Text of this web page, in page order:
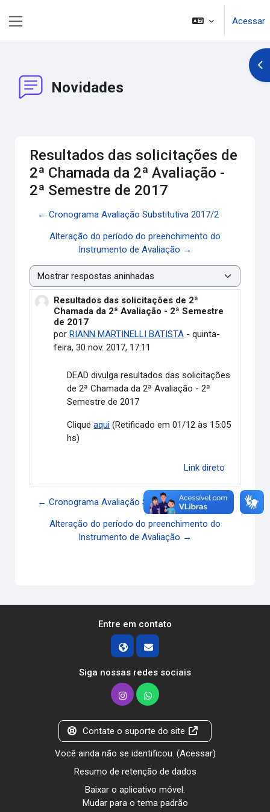
Acessar
Novidades
Resultados das solicitações de
2ª Chamada da 2ª Avaliação -
2ª Semestre de 2017
← Cronograma Avaliação Substitutiva 2017/2
Alteração do período do preenchimento do
Instrumento de Avaliação →
Modo de visualização
Resultados das solicitações de 2ª
Chamada da 2ª Avaliação - 2ª Semestre
de 2017
porRIANN MARTINELLI BATISTA -quinta-
feira, 30 nov. 2017, 17:11
Número de respostas: 0
DEAD divulgaresultados das solicitações
de 2ª Chamada da 2ª Avaliação - 2ª
Semestre de 2017
Cliqueaqui (Retificado em 01/12 às 15:05
hs)
Link direto
← Cronograma Avaliação Substitutiva 2017/2
Alteração do período do preenchimento do
Instrumento de Avaliação →
Entre em contato
Siga nossas redes sociais
Contate o suporte do site
Você ainda não se identificou. (Acessar)
Resumo de retenção de dados
Baixar o aplicativo móvel.
Mudar para o tema padrão